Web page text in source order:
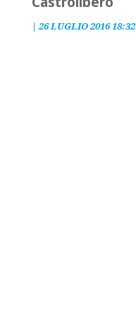
| 26 LUGLIO 2016 18:32